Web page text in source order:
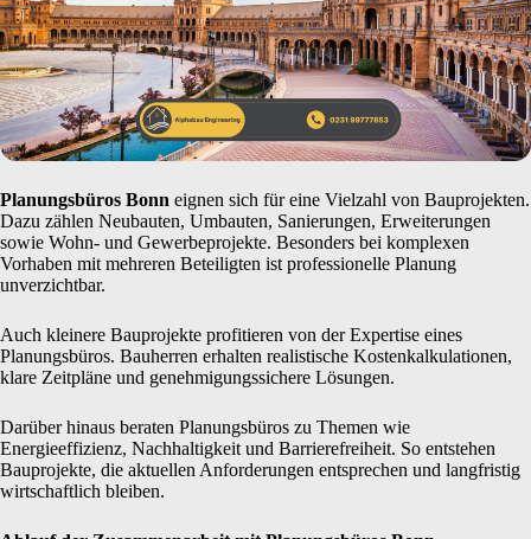
Planungsbüros Bonn eignen sich für eine Vielzahl von Bauprojekten.
Dazu zählen Neubauten, Umbauten, Sanierungen, Erweiterungen
sowie Wohn- und Gewerbeprojekte. Besonders bei komplexen
Vorhaben mit mehreren Beteiligten ist professionelle Planung
unverzichtbar.
Auch kleinere Bauprojekte profitieren von der Expertise eines
Planungsbüros. Bauherren erhalten realistische Kostenkalkulationen,
klare Zeitpläne und genehmigungssichere Lösungen.
Darüber hinaus beraten Planungsbüros zu Themen wie
Energieeffizienz, Nachhaltigkeit und Barrierefreiheit. So entstehen
Bauprojekte, die aktuellen Anforderungen entsprechen und langfristig
wirtschaftlich bleiben.